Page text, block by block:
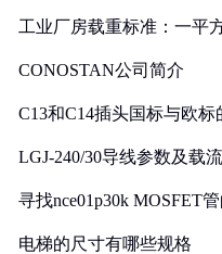
工业厂房载重标准：一平
CONOSTAN公司简介
C13和C14插头国标与欧
LGJ-240/30导线参数及载
寻找nce01p30k MOSFET
电梯的尺寸有哪些规格